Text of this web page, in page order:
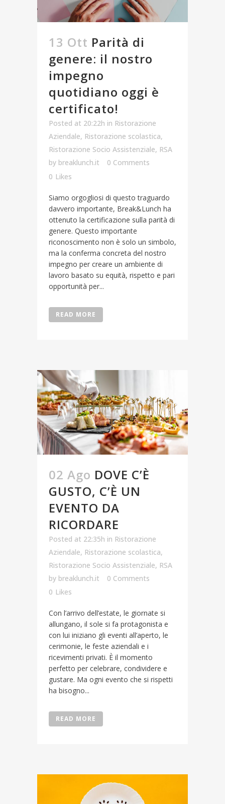
13 Ott Parità di
genere: il nostro
impegno
quotidiano oggi è
certificato!
Posted at 20:22h in Ristorazione
Aziendale, Ristorazione scolastica,
Ristorazione Socio Assistenziale, RSA
by breaklunch.it
0 Comments
0 Likes
Siamo orgogliosi di questo traguardo
davvero importante, Break&Lunch ha
ottenuto la certificazione sulla parità di
genere. Questo importante
riconoscimento non è solo un simbolo,
ma la conferma concreta del nostro
impegno per creare un ambiente di
lavoro basato su equità, rispetto e pari
opportunità per...
READ MORE
02 Ago DOVE C’È
GUSTO, C’È UN
EVENTO DA
RICORDARE
Posted at 22:35h in Ristorazione
Aziendale, Ristorazione scolastica,
Ristorazione Socio Assistenziale, RSA
by breaklunch.it
0 Comments
0 Likes
Con l’arrivo dell’estate, le giornate si
allungano, il sole si fa protagonista e
con lui iniziano gli eventi all’aperto, le
cerimonie, le feste aziendali e i
ricevimenti privati. È il momento
perfetto per celebrare, condividere e
gustare. Ma ogni evento che si rispetti
ha bisogno...
READ MORE